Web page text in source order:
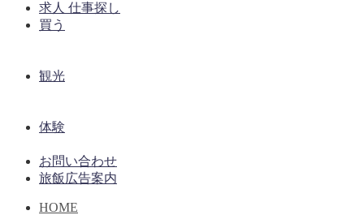
求人 仕事探し
買う
観光
体験
お問い合わせ
旅飯広告案内
HOME